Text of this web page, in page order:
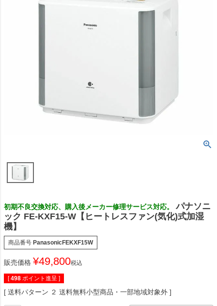
初期不良交換対応、購入後メーカー修理サービス対応。
パナソニ
ック FE-KXF15-W【ヒートレスファン(気化)式加湿
機】
商品番号 PanasonicFEKXF15W
販売価格 ¥49,800税込
[ 498 ポイント進呈 ]
送料パターン ２ 送料無料小型商品・一部地域対象外